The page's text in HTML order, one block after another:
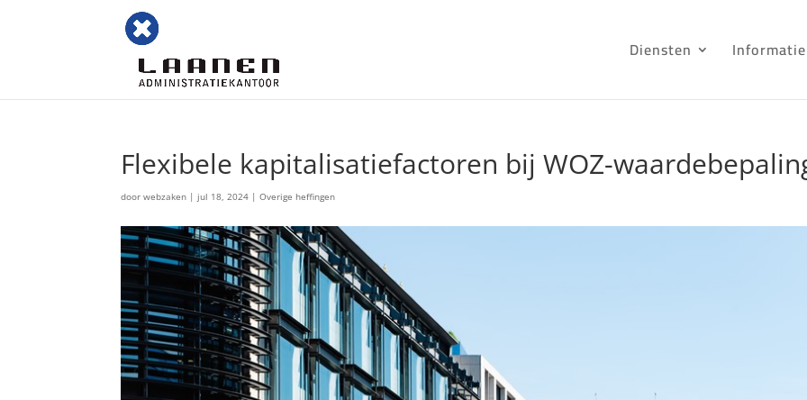
Diensten Informatie
Flexibele kapitalisatiefactoren bij WOZ-
doorwebzaken | jul 18, 2024 |Overige heffingen